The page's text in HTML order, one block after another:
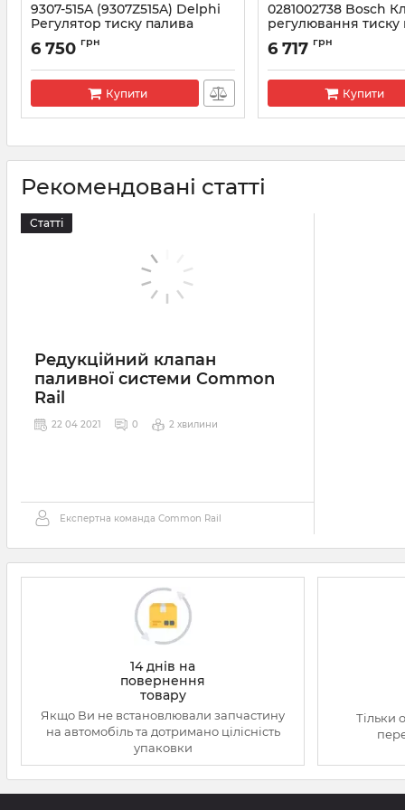
9307-515A (9307Z515A) Delphi
Регулятор тиску палива
MERCEDES, JCB
Артикул:
6 750 грн
Купити
0281002738 Bosch
регулювання тиску
Артикул:
6 717 грн
Купити
Рекомендовані статті
Статті
Редукційний клапан
паливної системи Common
Rail
22 04 2021 0 2 хвилини
Експертна команда Сommon Rail
14 днів на
повернення
товару
Якщо Ви не встановлювали запчастину
на автомобіль та дотримано цілісність
упаковки
Тільки